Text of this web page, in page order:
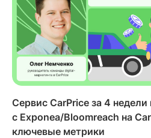
Сервис CarPrice за 4 недели
с Exponea/Bloomreach на
ключевые метрики